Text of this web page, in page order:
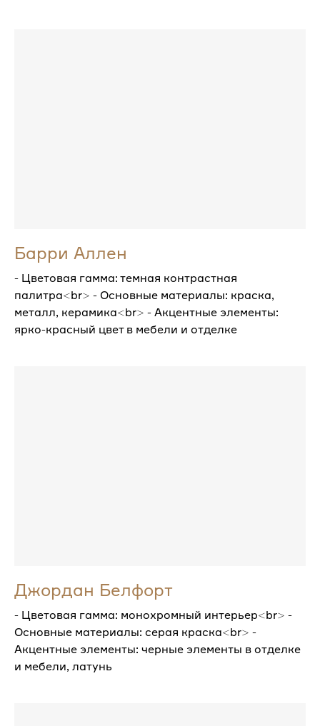
Барри Аллен
- Цветовая гамма: темная контрастная
палитра<br> - Основные материалы: краска,
металл, керамика<br> - Акцентные элементы:
ярко-красный цвет в мебели и отделке
Джордан Белфорт
- Цветовая гамма: монохромный интерьер<br> -
Основные материалы: серая краска<br> -
Акцентные элементы: черные элементы в отделке
и мебели, латунь